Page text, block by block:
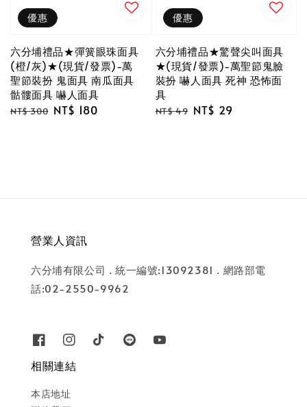
優惠
六分埔禮品★彈簧眼珠面具
(橙/灰)★(現貨/發票)-萬
聖節裝扮 鬼面具 南瓜面具
骷髏面具 嚇人面具
Regular
NT$ 300 Sale
NT$ 180
優惠
六分埔禮品★驚聲尖叫面具
★(現貨/發票)-萬聖節鬼臉
裝扮 嚇人面具 死神 恐怖面
具
Regular
NT$ 49 Sale
NT$ 29
營業人資訊
六分埔有限公司 . 統一編號:13092381 . 網路部電
話:02-2550-9962
相關連結
本店地址